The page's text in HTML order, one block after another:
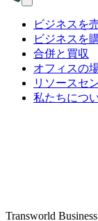
ビジネスを
ビジネスを
合併と買収
オフィスの
リソースセ
私たちにつ
Transworld